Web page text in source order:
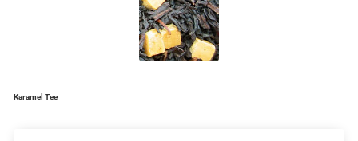
Teemischungen
Karamel Tee